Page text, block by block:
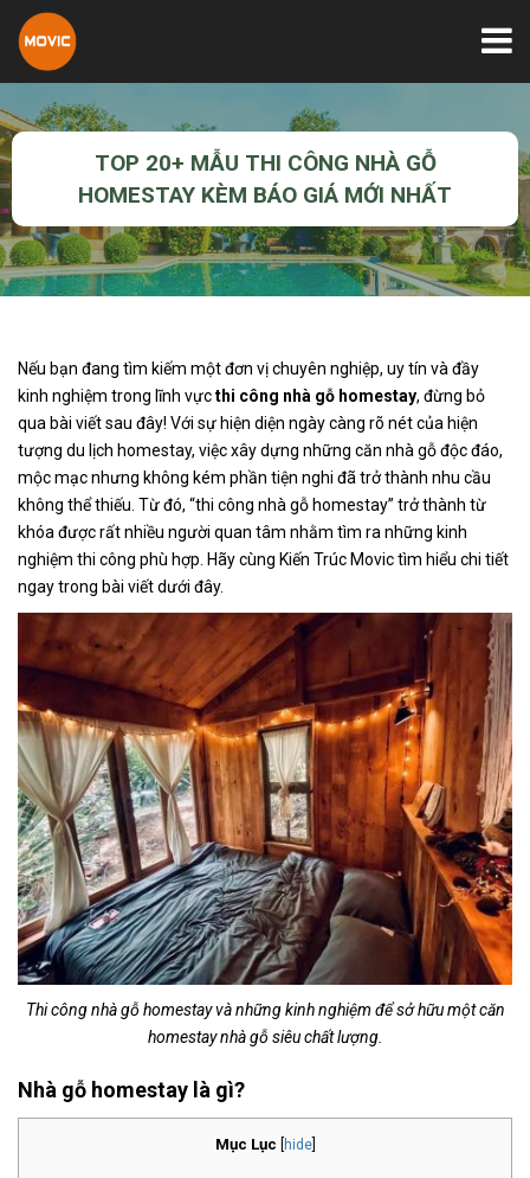
TOP 20+ MẪU THI CÔNG NHÀ GỖ
HOMESTAY KÈM BÁO GIÁ MỚI NHẤT
Nếu bạn đang tìm kiếm một đơn vị chuyên nghiệp, uy tín và đầy
kinh nghiệm trong lĩnh vựcthi công nhà gỗ homestay, đừng bỏ
qua bài viết sau đây! Với sự hiện diện ngày càng rõ nét của hiện
tượng du lịch homestay, việc xây dựng những căn nhà gỗ độc đáo,
mộc mạc nhưng không kém phần tiện nghi đã trở thành nhu cầu
không thể thiếu. Từ đó, “thi công nhà gỗ homestay” trở thành từ
khóa được rất nhiều người quan tâm nhằm tìm ra những kinh
nghiệm thi công phù hợp. Hãy cùng Kiến Trúc Movic tìm hiểu chi tiết
ngay trong bài viết dưới đây.
Thi công nhà gỗ homestay và những kinh nghiệm để sở hữu một căn
homestay nhà gỗ siêu chất lượng.
Nhà gỗ homestay là gì?
Mục Lục hide]